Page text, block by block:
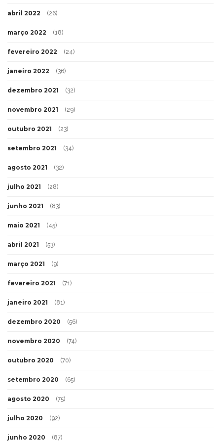
abril 2022 (26)
março 2022 (18)
fevereiro 2022 (24)
janeiro 2022 (36)
dezembro 2021 (32)
novembro 2021 (29)
outubro 2021 (23)
setembro 2021 (34)
agosto 2021 (32)
julho 2021 (28)
junho 2021 (83)
maio 2021 (45)
abril 2021 (53)
março 2021 (9)
fevereiro 2021 (71)
janeiro 2021 (81)
dezembro 2020 (56)
novembro 2020 (74)
outubro 2020 (70)
setembro 2020 (65)
agosto 2020 (75)
julho 2020 (92)
junho 2020 (87)